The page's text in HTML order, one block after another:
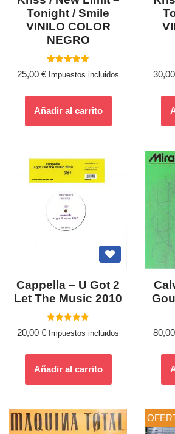
Tonight / Smile
VINILO COLOR
NEGRO
Valorado
con
25,00 € Impuestos incluidos
Añadir al carrito
30,00
Cappella ‎– U Got 2
Let The Music 2010
con
20,00 € Impuestos incluidos
Añadir al carrito
80,00